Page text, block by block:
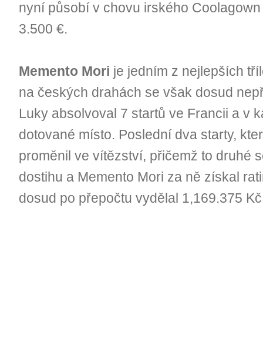
nyní působí v chovu irského
3.500 €.
Memento Mori je jedním z nejlepších
na českých drahách se však dosud
Luky absolvoval 7 startů ve Francii a v
dotované místo. Poslední dva starty,
proměnil ve vítězství, přičemž to druhé
dostihu a Memento Mori za ně získal
dosud po přepočtu vydělal 1,169.375